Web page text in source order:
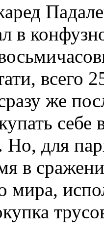
в
всего
же
для
в
мира,